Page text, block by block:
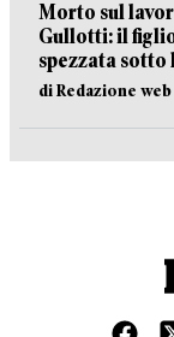
Morto sul
Gullotti: il
spezzata sotto
di Redazione web